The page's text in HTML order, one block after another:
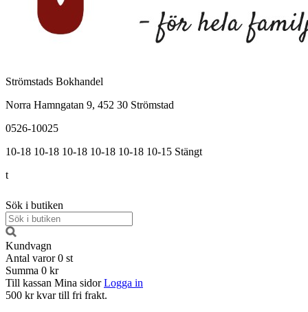
Strömstads Bokhandel
Norra Hamngatan 9, 452 30 Strömstad
0526-10025
10-18 10-18 10-18 10-18 10-18 10-15 Stängt
t
Sök i butiken
Kundvagn
Antal varor 0 st
Summa 0 kr
Till kassan Mina sidor Logga in
500 kr kvar till fri frakt.